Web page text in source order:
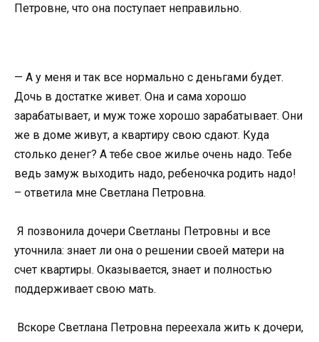
Петровне, что она поступает неправильно.
— А у меня и так все нормально с деньгами будет.
Дочь в достатке живет. Она и сама хорошо
зарабатывает, и муж тоже хорошо зарабатывает. Они
же в доме живут, а квартиру свою сдают. Куда
столько денег? А тебе свое жилье очень надо. Тебе
ведь замуж выходить надо, ребеночка родить надо!
– ответила мне Светлана Петровна.
Я позвонила дочери Светланы Петровны и все
уточнила: знает ли она о решении своей матери на
счет квартиры. Оказывается, знает и полностью
поддерживает свою мать.
Вскоре Светлана Петровна переехала жить к дочери,